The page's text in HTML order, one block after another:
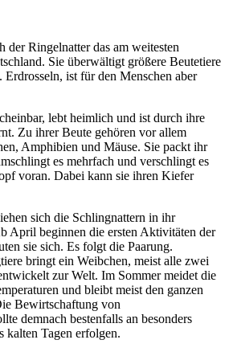
der Ringelnatter das am weitesten
Sie überwältigt größere Beutetiere
ist für den Menschen aber
lebt heimlich und ist durch ihre
Zu ihrer Beute gehören vor allem
Amphibien und Mäuse. Sie packt ihr
es mehrfach und verschlingt es
voran. Dabei kann sie ihren Kiefer
sich die Schlingnattern in ihr
April beginnen die ersten Aktivitäten der
sie sich. Es folgt die Paarung.
bringt ein Weibchen, meist alle zwei
zur Welt. Im Sommer meidet die
und bleibt meist den ganzen
Bewirtschaftung von
demnach bestenfalls an besonders
kalten Tagen erfolgen.